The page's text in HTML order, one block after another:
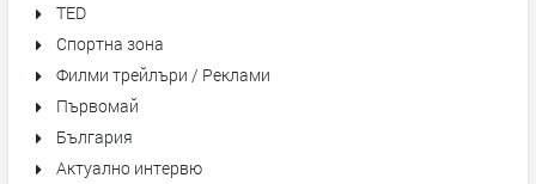
TED
Спортна зона
Филми трейлъри / Реклами
Първомай
България
Актуално интервю